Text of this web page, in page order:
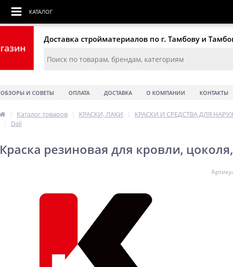
Доставка стройматериалов по г. Тамбову и
ОБЗОРЫ И СОВЕТЫ ОПЛАТА ДОСТАВКА О КОМПАНИИ КОНТАКТЫ
| Каталог товаров | КРАСКИ, ЛАКИ | КРАСКИ И СРЕДСТВА ДЛЯ
|
Dali
Краска резиновая для кровли,
КАТАЛОГ